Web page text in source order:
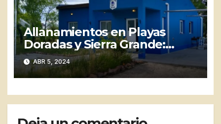
Allanamientos en Playas
Doradas y Sierra Grande:
recuperan bienes robados en
Las Grutas
ABR 5, 2024